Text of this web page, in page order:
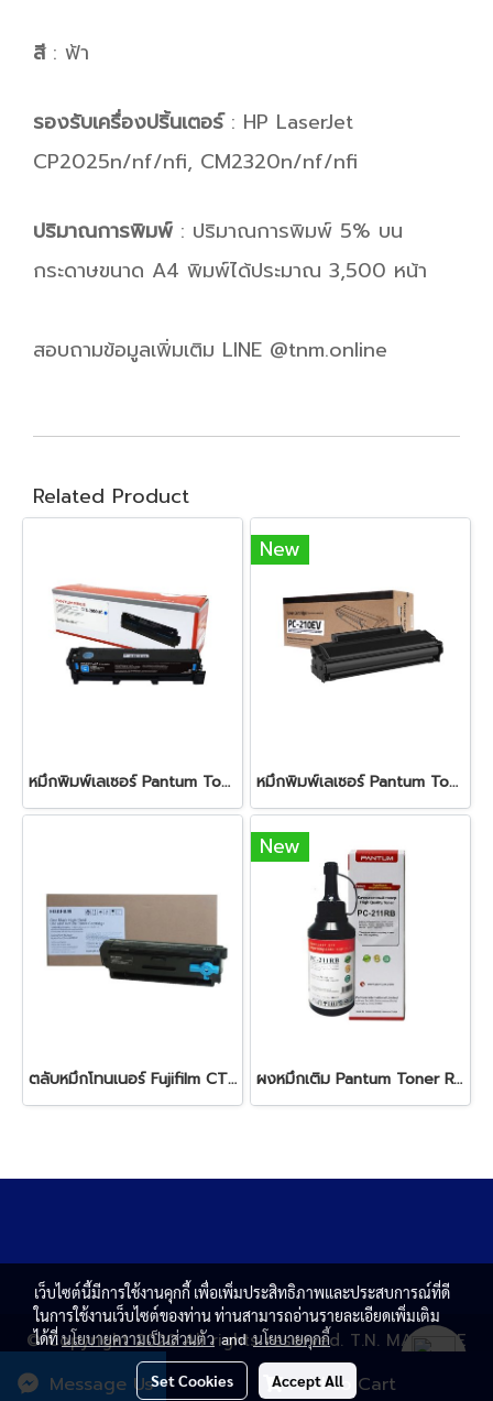
Add to Cart
Message Us
สี: ฟ้า
รองรับเครื่องปริ้นเตอร์: HP LaserJet
CP2025n/nf/nfi, CM2320n/nf/nfi
ปริมาณการพิมพ์ : ปริมาณการพิมพ์ 5% บน
กระดาษขนาด A4 พิมพ์ได้ประมาณ 3,500 หน้า
สอบถามข้อมูลเพิ่มเติม LINE @tnm.online
Related Product
หมึกพิมพ์เลเซอร์ Pantum Toner Drum CTL-2000 HC Cyanหมึกสีดำ ใช้สำหรับเครื่องพิมพ์ : Pantum รุ่น CP2200 CM2200 Series ปริมาณการพิมพ์ 5% ลงบนกระดาษ A4 พิมพ์ได้ 3,500 แผ่น
New
หมึกพิมพ์เลเซอร์ Pantum Toner PC-210EV Black
ตลับหมึกโทนเนอร์ Fujifilm CT203550 Black
New
ผงหมึกเติม Pantum Toner Refill Kit for PB-211RB Black
© Copyright 2020 All rights reserved. T.N. MAGNATE
CENTER CO.,LTD.
เว็บไซต์นี้มีการใช้งานคุกกี้ เพื่อเพิ่มประสิทธิภาพและประสบการณ์ที่ดี
ในการใช้งานเว็บไซต์ของท่าน ท่านสามารถอ่านรายละเอียดเพิ่มเติม
ได้ที่นโยบายความเป็นส่วนตัวandนโยบายคุกกี้
Set Cookies Accept All